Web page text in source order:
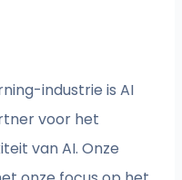
industrie is AI
voor het
van AI. Onze